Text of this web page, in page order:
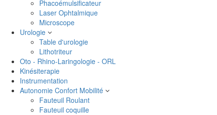
Phacoémulsificateur
Laser Ophtalmique
Microscope
Urologie
Table d'urologie
Lithotriteur
Oto - Rhino-Laringologie - ORL
Kinésiterapie
Instrumentation
Autonomie Confort Mobilité
Fauteuil Roulant
Fauteuil coquille